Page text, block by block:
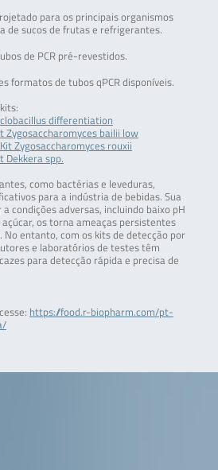
para os principais organismos
de sucos de frutas e refrigerantes.
de PCR pré-revestidos.
formatos de tubos qPCR disponíveis.
differentiation
Zygosaccharomyces bailii low
Zygosaccharomyces rouxii
Dekkera spp.
como bactérias e leveduras,
para a indústria de bebidas. Sua
condições adversas, incluindo baixo pH
os torna ameaças persistentes
entanto, com os kits de detecção por
e laboratórios de testes têm
para detecção rápida e precisa de
https://food.r-biopharm.com/pt-